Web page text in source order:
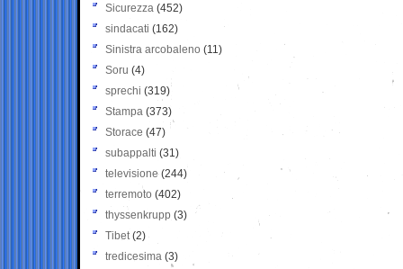
Sicurezza (452)
sindacati (162)
Sinistra arcobaleno (11)
Soru (4)
sprechi (319)
Stampa (373)
Storace (47)
subappalti (31)
televisione(244)
terremoto (402)
thyssenkrupp (3)
Tibet(2)
tredicesima (3)